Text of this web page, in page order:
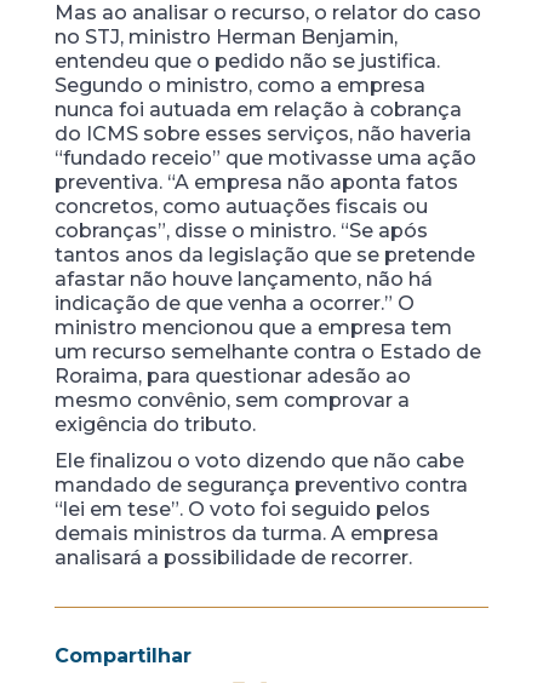
Mas ao analisar o recurso, o relator do caso
no STJ, ministro Herman Benjamin,
entendeu que o pedido não se justifica.
Segundo o ministro, como a empresa
nunca foi autuada em relação à cobrança
do ICMS sobre esses serviços, não haveria
“fundado receio” que motivasse uma ação
preventiva. “A empresa não aponta fatos
concretos, como autuações fiscais ou
cobranças”, disse o ministro. “Se após
tantos anos da legislação que se pretende
afastar não houve lançamento, não há
indicação de que venha a ocorrer.” O
ministro mencionou que a empresa tem
um recurso semelhante contra o Estado de
Roraima, para questionar adesão ao
mesmo convênio, sem comprovar a
exigência do tributo.
Ele finalizou o voto dizendo que não cabe
mandado de segurança preventivo contra
“lei em tese”. O voto foi seguido pelos
demais ministros da turma. A empresa
analisará a possibilidade de recorrer.
Compartilhar